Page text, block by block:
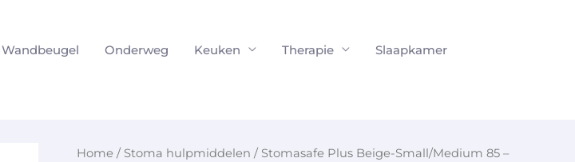
Wandbeugel Onderweg Keuken Therapie
Slaapkamer
Home / Stoma hulpmiddelen / Stomasafe Plus Beige-Small/Medium 85 –